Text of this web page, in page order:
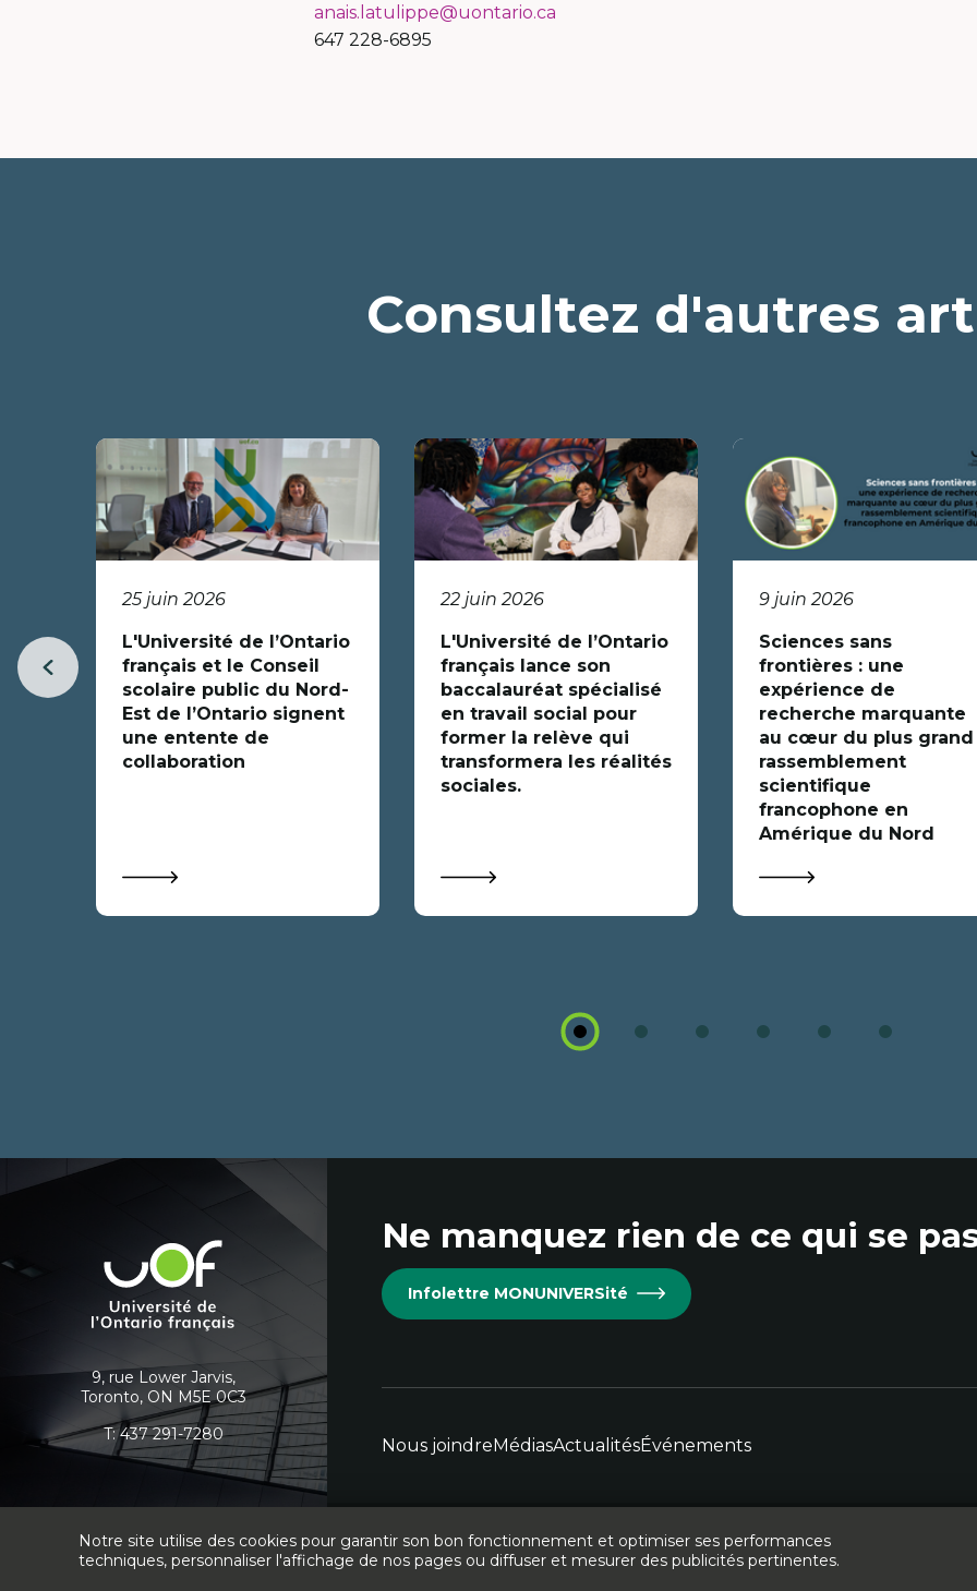
anais.latulippe@uontario.ca
647 228-6895
Consultez d'autres
25 juin 2026
L'Université de l’Ontario
français et le Conseil
scolaire public du Nord-
Est de l’Ontario signent
une entente de
collaboration
22 juin 2026
L'Université de l’Ontario
français lance son
baccalauréat spécialisé
en travail social pour
former la relève qui
transformera les réalités
sociales.
9 juin 2026
Sciences sans
frontières : une
expérience de
recherche marquante
au cœur du plus grand
rassemblement
scientifique
francophone en
Amérique du Nord
Item
précédent
1
Coordonnées
et
informations
supplémentaires
9, rue Lower Jarvis,
Toronto, ON M5E 0C3
T:437 291-7280
Facebook
Lien
externe
Instagram
Lien
externe
Twitter
Lien
externe
LinkedIn
Lien
externe
Youtube
Lien
externe
Ne manquez rien de ce qui se
Infolettre MONUNIVERSité
Nous joindreMédiasActualitésÉvénements
© Université de l'Ontario français - 2026 Légal
Notre site utilise des cookies pour garantir son bon fonctionnement et optimiser ses performances
techniques, personnaliser l'affichage de nos pages ou diffuser et mesurer des publicités pertinentes.